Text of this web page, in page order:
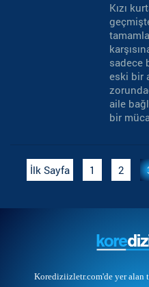
Kızı
sadece
eski bir
aile
bir
İlk Sayfa 1 2
Korediziizletr.com'de yer alan